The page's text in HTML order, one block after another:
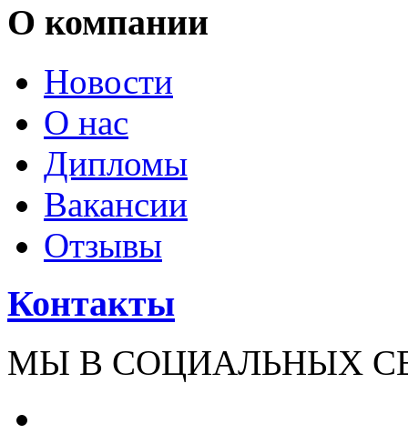
О компании
Новости
О нас
Дипломы
Вакансии
Отзывы
Контакты
МЫ В СОЦИАЛЬНЫХ